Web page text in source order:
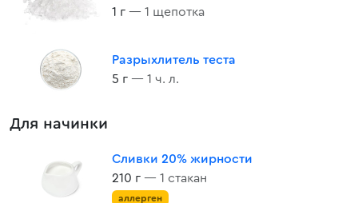
1 г — 1 щепотка
Разрыхлитель теста
5 г — 1 ч. л.
Для начинки
Сливки 20% жирности
210 г — 1 стакан
аллерген